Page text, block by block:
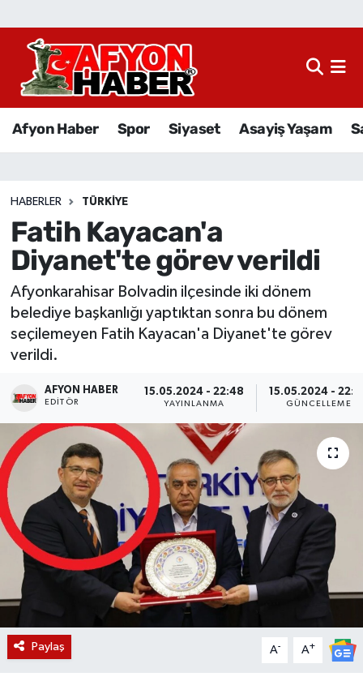
Afyon Haber Spor Siyaset Asayiş Yaşam
HABERLER TÜRKIYE
Fatih Kayacan'a
Diyanet'te görev verildi
Afyonkarahisar Bolvadin ilçesinde iki dönem
belediye başkanlığı yaptıktan sonra bu dönem
seçilemeyen Fatih Kayacan'a Diyanet'te görev
verildi.
AFYON HABER
EDITÖR
15.05.2024 - 22:48
YAYINLANMA
15.05.2024 -
GÜNCELLEME
Paylaş A- A+
Afyon Haber
Sağlık
Eğitim
Sivil Toplum
Ekonomi
Magazin
Etkinlikler